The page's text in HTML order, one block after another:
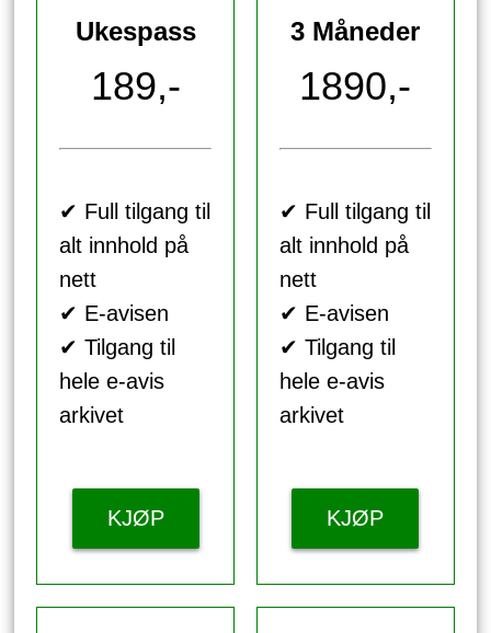
Ukespass
189,-
✔ Full tilgang til
alt innhold på
nett
✔ E-avisen
✔ Tilgang til
hele e-avis
arkivet
KJØP
3 Måneder
1890,-
✔ Full tilgang til
alt innhold på
nett
✔ E-avisen
✔ Tilgang til
hele e-avis
arkivet
KJØP